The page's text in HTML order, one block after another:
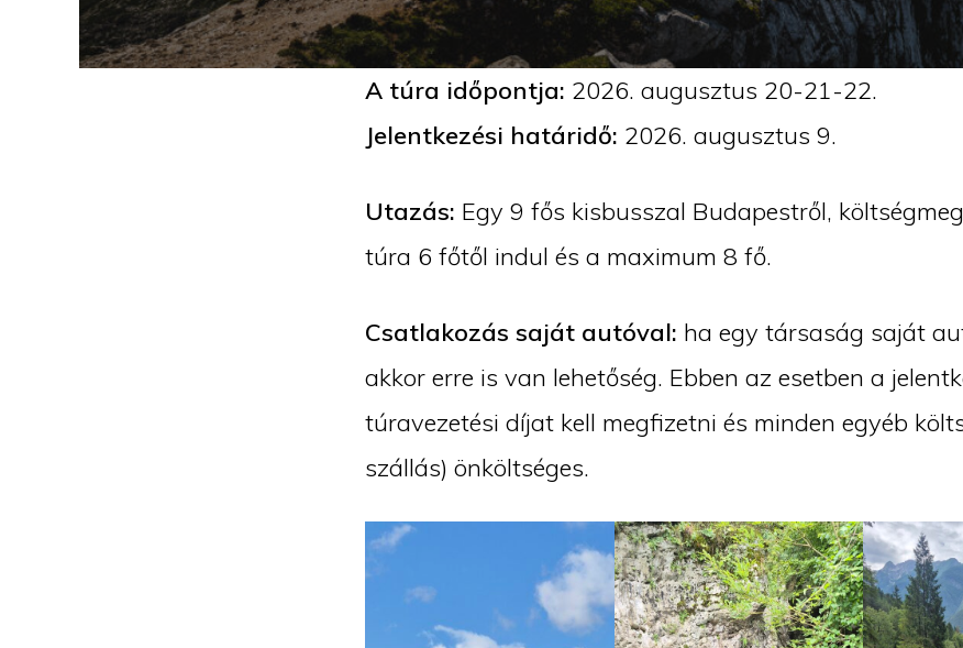
A túra időpontja: 2026. augusztus 20-21-22.
Jelentkezési határidő: 2026. augusztus 9.
Utazás: Egy 9 fős kisbusszal Budapestről,
túra 6 főtől indul és a maximum 8 fő.
Csatlakozás saját autóval: ha egy társaság saját
akkor erre is van lehetőség. Ebben az esetben a
túravezetési díjat kell megfizetni és minden egyéb
szállás) önköltséges.